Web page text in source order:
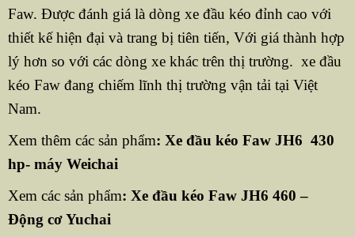
Faw. Được đánh giá là dòng xe đầu kéo đỉnh cao với
thiết kế hiện đại và trang bị tiên tiến, Với giá thành hợp
lý hơn so với các dòng xe khác trên thị trường. xe đầu
kéo Faw đang chiếm lĩnh thị trường vận tải tại Việt
Nam.
Xem thêm các sản phẩm: Xe đầu kéo Faw JH6 430
hp- máy Weichai
Xem các sản phẩm: Xe đầu kéo Faw JH6 460 –
Động cơ Yuchai